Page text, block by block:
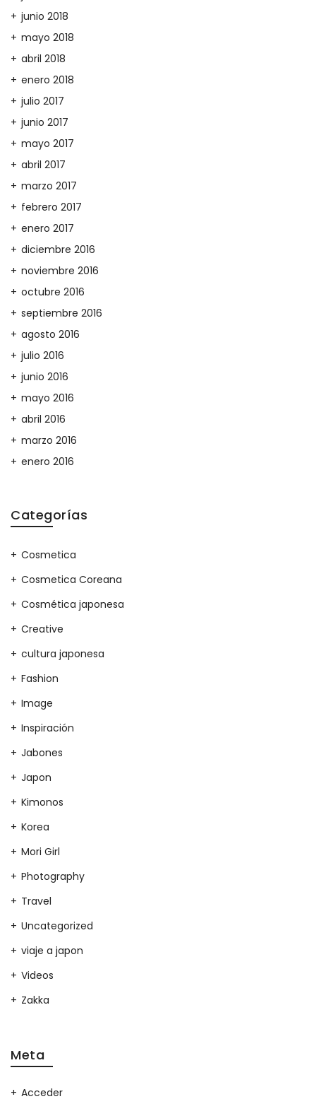
junio 2018
mayo 2018
abril 2018
enero 2018
julio 2017
junio 2017
mayo 2017
abril 2017
marzo 2017
febrero 2017
enero 2017
diciembre 2016
noviembre 2016
octubre 2016
septiembre 2016
agosto 2016
julio 2016
junio 2016
mayo 2016
abril 2016
marzo 2016
enero 2016
Categorías
Cosmetica
Cosmetica Coreana
Cosmética japonesa
Creative
cultura japonesa
Fashion
Image
Inspiración
Jabones
Japon
Kimonos
Korea
Mori Girl
Photography
Travel
Uncategorized
viaje a japon
Videos
Zakka
Meta
Acceder